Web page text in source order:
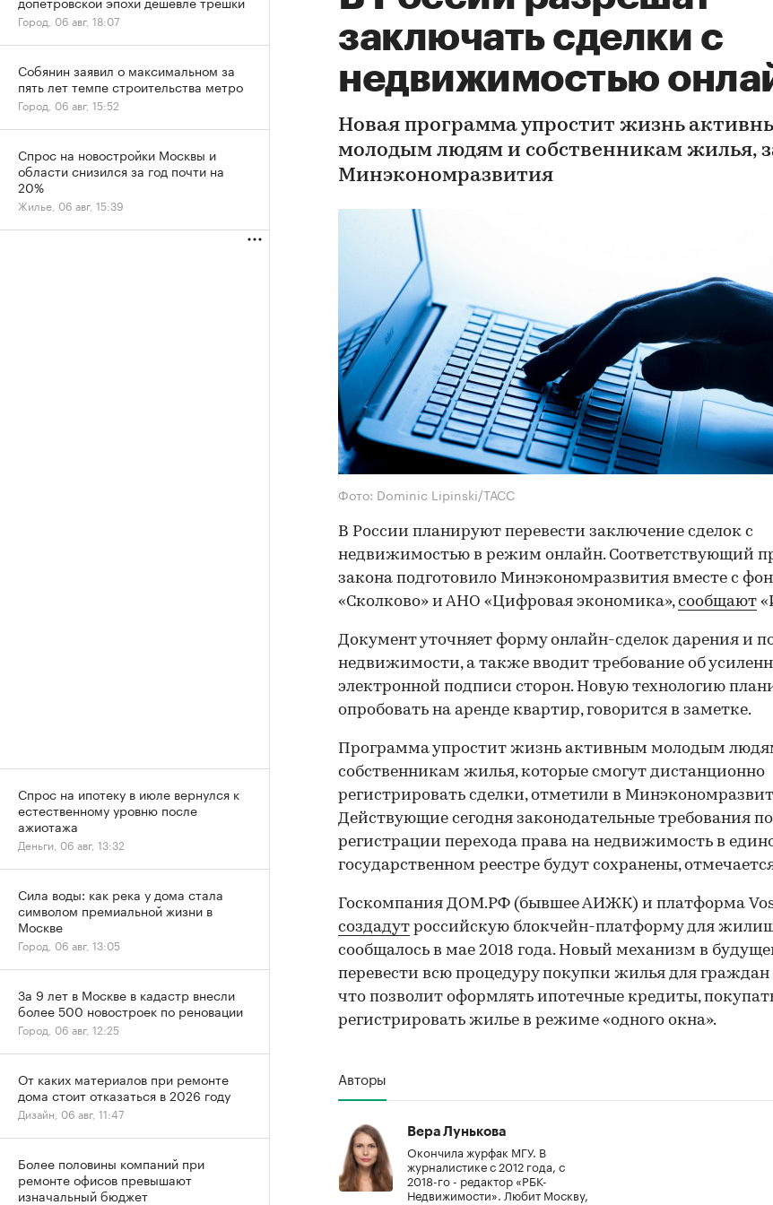
заключать сделки с
недвижимостью
Новая программа упростит жизнь
молодым людям и собственникам жилья,
Минэкономразвития
Фото: Dominic Lipinski/ТАСС
В России планируют перевести заключение сделок с
недвижимостью в режим онлайн. Соответствующий
закона подготовило Минэкономразвития вместе с
«Сколково» и АНО «Цифровая экономика»,сообщают
Документ уточняет форму онлайн-сделок дарения и
недвижимости, а также вводит требование об
электронной подписи сторон. Новую технологию
опробовать на аренде квартир, говорится в заметке.
Программа упростит жизнь активным молодым
собственникам жилья, которые смогут дистанционно
регистрировать сделки, отметили в
Действующие сегодня законодательные требования по
регистрации перехода права на недвижимость в
государственном реестре будут сохранены,
Госкомпания ДОМ.РФ (бывшее АИЖК) и платформа
создадут российскую блокчейн-платформу для
сообщалось в мае 2018 года. Новый механизм в
перевести всю процедуру покупки жилья для граждан
что позволит оформлять ипотечные кредиты,
регистрировать жилье в режиме «одного окна».
Авторы
Вера Лунькова
Окончила журфак МГУ. В
журналистике с 2012 года, с
2018-го - редактор «РБК-
Недвижимости». Любит Москву,
Город, 06 авг, 18:07
Собянин заявил о максимальном за
пять лет темпе строительства метро
Город, 06 авг, 15:52
Спрос на новостройки Москвы и
области снизился за год почти на
20%
Жилье, 06 авг, 15:39
Спрос на ипотеку в июле вернулся к
естественному уровню после
ажиотажа
Деньги, 06 авг, 13:32
Сила воды: как река у дома стала
символом премиальной жизни в
Москве
Город, 06 авг, 13:05
За 9 лет в Москве в кадастр внесли
более 500 новостроек по реновации
Город, 06 авг, 12:25
От каких материалов при ремонте
дома стоит отказаться в 2026 году
Дизайн, 06 авг, 11:47
Более половины компаний при
ремонте офисов превышают
изначальный бюджет